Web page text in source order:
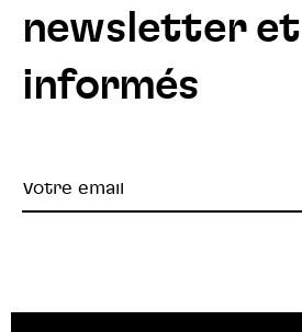
newsletter
informés
Votre